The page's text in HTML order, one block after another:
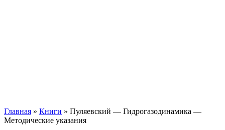
Главная » Книги » Пуляевский — Гидрогазодинамика —
Методические указания